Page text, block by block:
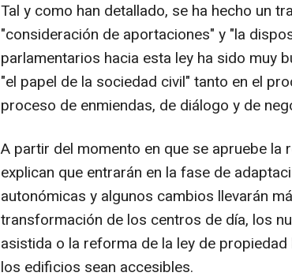
Tal y como han detallado, se ha hecho un
"consideración de aportaciones" y "la
parlamentarios hacia esta ley ha sido muy
"el papel de la sociedad civil" tanto en el
proceso de enmiendas, de diálogo y de
A partir del momento en que se apruebe la
explican que entrarán en la fase de
autonómicas y algunos cambios llevarán
transformación de los centros de día, los
asistida o la reforma de la ley de
los edificios sean accesibles.